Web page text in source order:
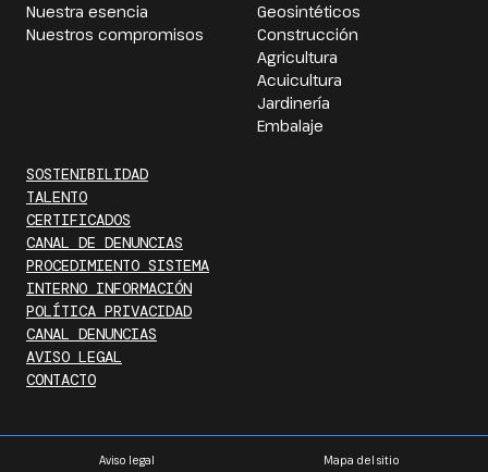
Nuestra esencia
Nuestros compromisos
Geosintéticos
Construcción
Agricultura
Acuicultura
Jardinería
Embalaje
SOSTENIBILIDAD
TALENTO
CERTIFICADOS
CANAL DE DENUNCIAS
PROCEDIMIENTO SISTEMA
INTERNO INFORMACIÓN
POLÍTICA PRIVACIDAD
CANAL DENUNCIAS
AVISO LEGAL
CONTACTO
Aviso legal Mapa del sitio